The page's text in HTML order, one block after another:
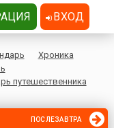
Хроника
путешественника
ПОСЛЕЗАВТРА
ВХОД